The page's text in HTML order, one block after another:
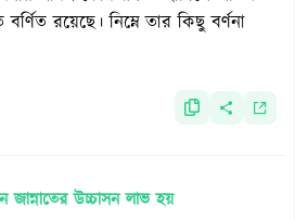
রয়েছে। নিম্নে তার কিছু বর্ণনা
উচ্চাসন লাভ হয়